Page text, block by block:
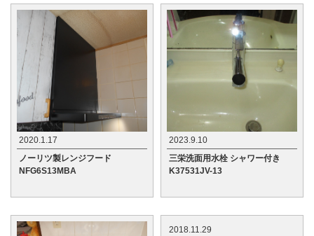
2020.1.17
ノーリツ製レンジフード
NFG6S13MBA
2023.9.10
三栄洗面用水栓 シャワー付き
K37531JV-13
2018.11.29